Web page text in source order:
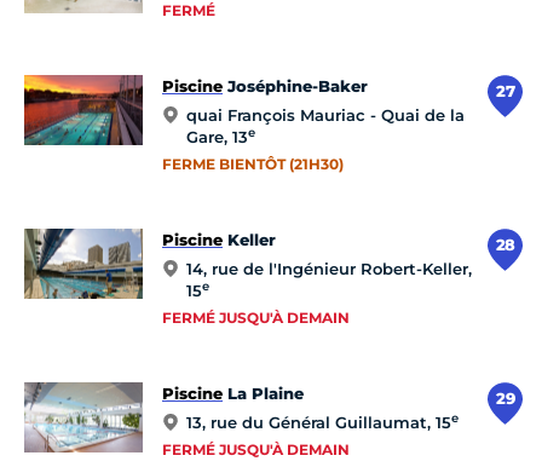
FERMÉ
27
Piscine Joséphine-Baker
quai François Mauriac - Quai de la
Gare, 13e
FERME BIENTÔT (21H30)
28
Piscine Keller
14, rue de l'Ingénieur Robert-Keller,
15e
FERMÉ JUSQU'À DEMAIN
29
Piscine La Plaine
13, rue du Général Guillaumat, 15e
FERMÉ JUSQU'À DEMAIN